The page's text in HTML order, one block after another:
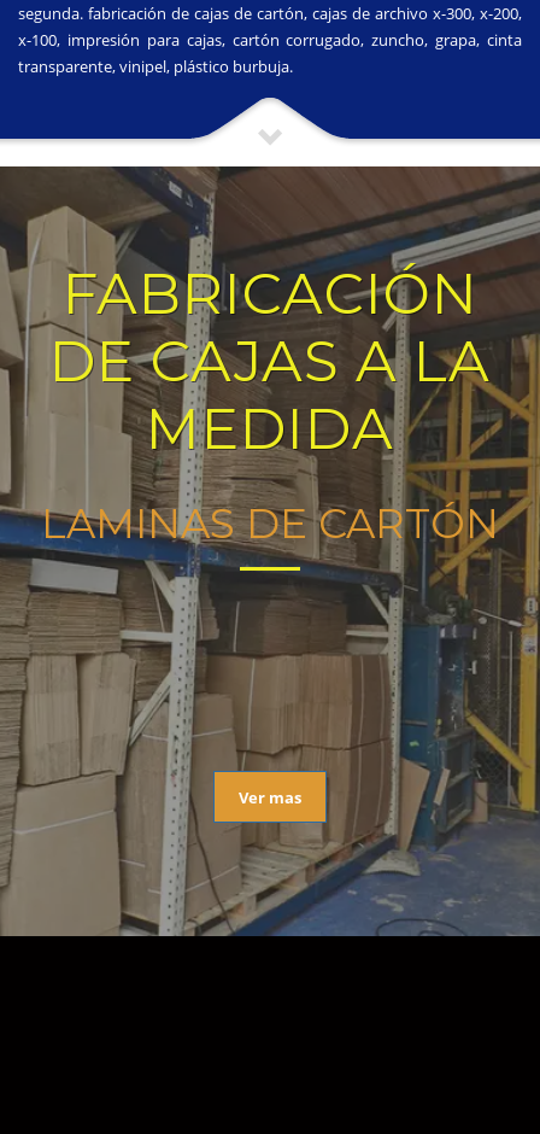
segunda. fabricación de cajas de cartón, cajas de archivo x-300, x-200,
x-100, impresión para cajas, cartón corrugado, zuncho, grapa, cinta
transparente, vinipel, plástico burbuja.
FABRICACIÓN
DE CAJAS A LA
MEDIDA
LAMINAS DE CARTÓN
Ver mas